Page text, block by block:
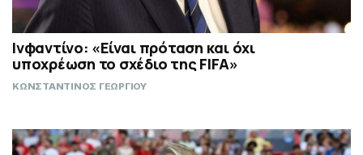
Ινφαντίνο: «Είναι πρόταση και όχι
υποχρέωση το σχέδιο της FIFA»
ΚΩΝΣΤΑΝΤΙΝΟΣ ΓΕΩΡΓΙΟΥ